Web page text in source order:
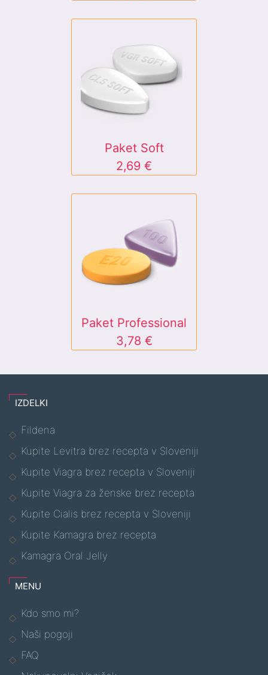
Paket Soft
2,69 €
Paket Professional
3,78 €
IZDELKI
Fildena
Kupite Levitra brez recepta v Sloveniji
Kupite Viagra brez recepta v Sloveniji
Kupite Viagra za ženske brez recepta
Kupite Cialis brez recepta v Sloveniji
Kupite Kamagra brez recepta
Kamagra Oral Jelly
MENU
Kdo smo mi?
Naši pogoji
FAQ